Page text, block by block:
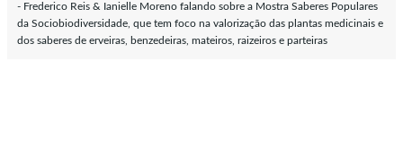
- Frederico Reis & Ianielle Moreno falando sobre a Mostra Saberes Populares
da Sociobiodiversidade, que tem foco na valorização das plantas medicinais e
dos saberes de erveiras, benzedeiras, mateiros, raizeiros e parteiras